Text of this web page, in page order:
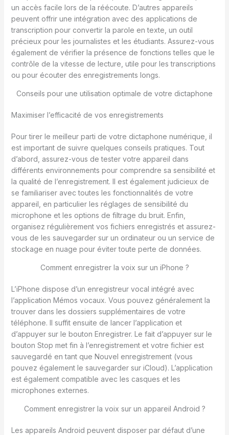
un accès facile lors de la réécoute. D’autres appareils
peuvent offrir une intégration avec des applications de
transcription pour convertir la parole en texte, un outil
précieux pour les journalistes et les étudiants. Assurez-vous
également de vérifier la présence de fonctions telles que le
contrôle de la vitesse de lecture, utile pour les transcriptions
ou pour écouter des enregistrements longs.
Conseils pour une utilisation optimale de votre dictaphone
Maximiser l’efficacité de vos enregistrements
Pour tirer le meilleur parti de votre dictaphone numérique, il
est important de suivre quelques conseils pratiques. Tout
d’abord, assurez-vous de tester votre appareil dans
différents environnements pour comprendre sa sensibilité et
la qualité de l’enregistrement. Il est également judicieux de
se familiariser avec toutes les fonctionnalités de votre
appareil, en particulier les réglages de sensibilité du
microphone et les options de filtrage du bruit. Enfin,
organisez régulièrement vos fichiers enregistrés et assurez-
vous de les sauvegarder sur un ordinateur ou un service de
stockage en nuage pour éviter toute perte de données.
Comment enregistrer la voix sur un iPhone ?
L’iPhone dispose d’un enregistreur vocal intégré avec
l’application Mémos vocaux. Vous pouvez généralement la
trouver dans les dossiers supplémentaires de votre
téléphone. Il suffit ensuite de lancer l’application et
d’appuyer sur le bouton Enregistrer. Le fait d’appuyer sur le
bouton Stop met fin à l’enregistrement et votre fichier est
sauvegardé en tant que Nouvel enregistrement (vous
pouvez également le sauvegarder sur iCloud). L’application
est également compatible avec les casques et les
microphones externes.
Comment enregistrer la voix sur un appareil Android ?
Les appareils Android peuvent disposer par défaut d’une